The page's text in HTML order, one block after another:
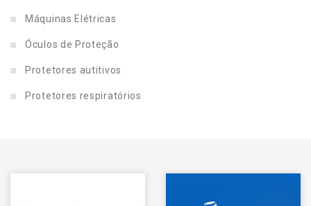
Máquinas Elétricas
Óculos de Proteção
Protetores autitivos
Protetores respiratórios